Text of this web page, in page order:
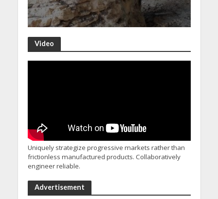
Video
Uniquely strategize progressive markets rather than
frictionless manufactured products. Collaboratively
engineer reliable.
Advertisement